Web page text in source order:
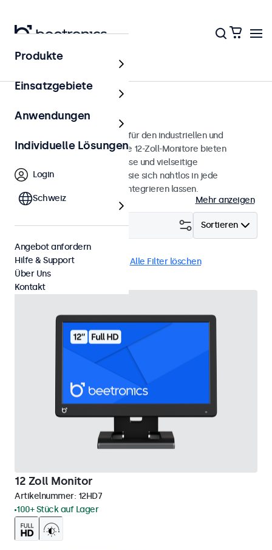
Monitore
12 Zoll Monitore
12-Zoll-Monitore, entwickelt für den industriellen und
professionellen Einsatz. Diese 12-Zoll-Monitore bieten
verschiedene Videoanschlüsse und vielseitige
Montageoptionen, wodurch sie sich nahtlos in jede
Anwendung und Umgebung integrieren lassen.
Mehr anzeigen
Sortieren
Filtern (3)
12 Zoll Monitore Alle Filter löschen
12 Zoll Monitor
Artikelnummer: 12HD7
100+ Stück auf Lager
Produkte
Einsatzgebiete
Anwendungen
Individuelle Lösungen
Login
Schweiz
Angebot anfordern
Hilfe & Support
Über Uns
Kontakt